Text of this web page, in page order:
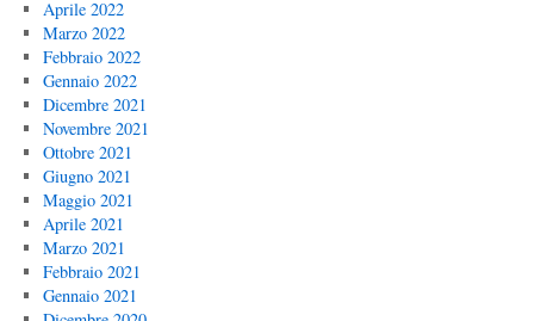
Aprile 2022
Marzo 2022
Febbraio 2022
Gennaio 2022
Dicembre 2021
Novembre 2021
Ottobre 2021
Giugno 2021
Maggio 2021
Aprile 2021
Marzo 2021
Febbraio 2021
Gennaio 2021